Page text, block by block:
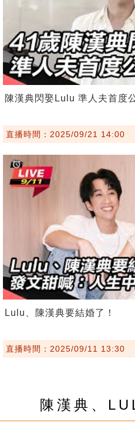
陳漢典閃娶Lulu 準人夫首度
直播時間：2025/09/21 14:00
Lulu、陳漢典要結婚了！
直播時間：2025/09/11 13:30
陳漢典、